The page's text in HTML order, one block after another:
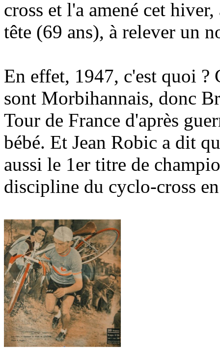
cross et l'a amené cet
tête (69 ans), à relever un
En effet, 1947, c'est quoi ?
sont Morbihannais, donc
Tour de France d'après
bébé. Et Jean Robic a dit
aussi le 1er titre de
discipline du cyclo-cross